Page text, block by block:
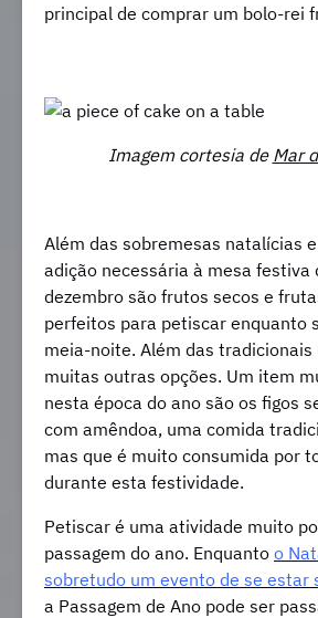
principal de comprar um bolo-rei
Imagem cortesia de Mar
Além das sobremesas natalícias
adição necessária à mesa festiva
dezembro são frutos secos e
perfeitos para petiscar enquanto
meia-noite. Além das tradicionais
muitas outras opções. Um item
nesta época do ano são os figos
com amêndoa, uma comida
mas que é muito consumida por
durante esta festividade.
Petiscar é uma atividade muito
passagem do ano. Enquanto o
sobretudo um evento de se estar
a Passagem de Ano pode ser